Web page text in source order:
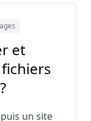
et
un site